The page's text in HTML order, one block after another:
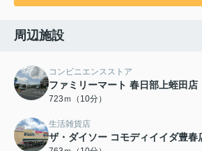
周辺施設
コンビニエンスストア
ファミリーマート 春日部上蛭田店
723ｍ（10分）
生活雑貨店
ザ・ダイソー コモディイイダ豊春